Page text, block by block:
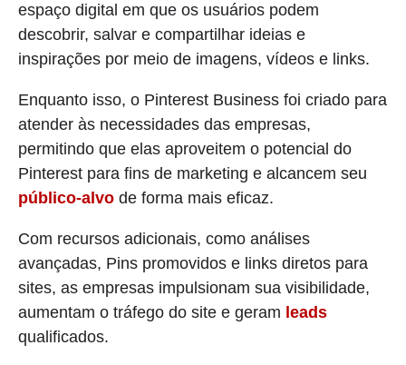
espaço digital em que os usuários podem
descobrir, salvar e compartilhar ideias e
inspirações por meio de imagens, vídeos e links.
Enquanto isso, o Pinterest Business foi criado para
atender às necessidades das empresas,
permitindo que elas aproveitem o potencial do
Pinterest para fins de marketing e alcancem seu
público-alvo de forma mais eficaz.
Com recursos adicionais, como análises
avançadas, Pins promovidos e links diretos para
sites, as empresas impulsionam sua visibilidade,
aumentam o tráfego do site e geram leads
qualificados.